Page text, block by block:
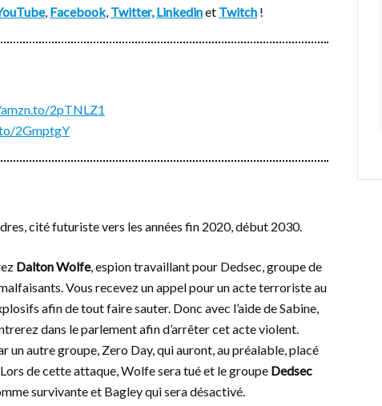
, Facebook, Twitter, Linkedinet Twitch !
2pTNLZ1
2GmptgY
cité futuriste vers les années fin 2020, début 2030.
Dalton Wolfe, espion travaillant pour Dedsec, groupe de
Vous recevez un appel pour un acte terroriste au
afin de tout faire sauter. Donc avec l’aide de Sabine,
dans le parlement afin d’arrêter cet acte violent.
un autre groupe, Zero Day, qui auront, au préalable, placé
de cette attaque, Wolfe sera tué et le groupe Dedsec
survivante et Bagley qui sera désactivé.